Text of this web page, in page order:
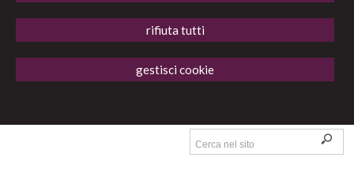
rifiuta tutti
gestisci cookie